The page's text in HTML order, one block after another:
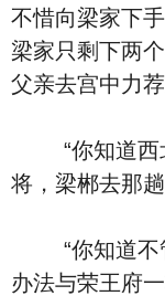
不惜向梁家下
梁家只剩下两
父亲去宫中力
“你知道西北
将，梁郴去那
“你知道不管
办法与荣王府一